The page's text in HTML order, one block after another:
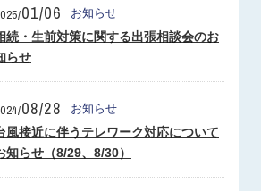
01/06 お知らせ
続・生前対策に関する出張相談会のお
らせ
08/28 お知らせ
風接近に伴うテレワーク対応について
知らせ（8/29、8/30）